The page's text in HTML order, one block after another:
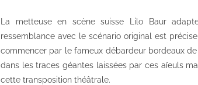
La metteuse en scène suisse Lilo Baur
ressemblance avec le scénario original est
commencer par le fameux débardeur bordeaux
dans les traces géantes laissées par ces aïeuls
cette transposition théâtrale.